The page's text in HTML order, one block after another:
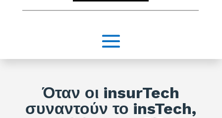
Όταν οι insurTech
συναντούν το insTech,